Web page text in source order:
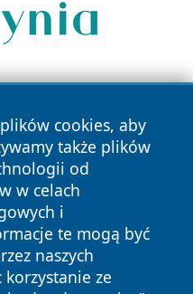
cookies, aby
także plików
od
w celach
i
te mogą być
naszych
ze
prawa
Polityka